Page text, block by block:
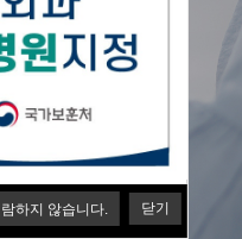
하지 않습니다. 닫기
과가
다.
을 최우선으로 합니다